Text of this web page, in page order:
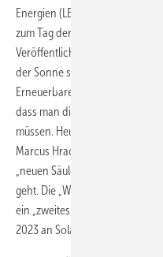
Energien (LEE SH), erklärte
zum Tag der Sonne und der
Veröffentlichung jüngster
der Sonne sei 1978 ins Leben
Erneuerbaren einen so
dass man die Solarenergie
müssen. Heute gewinnt das
Marcus Hrach, Geschäftsführer
„neuen Säule“, wenn es im die
geht. Die „Wiege der
ein „zweites Standbein
2023 an Solarleistung hinzu